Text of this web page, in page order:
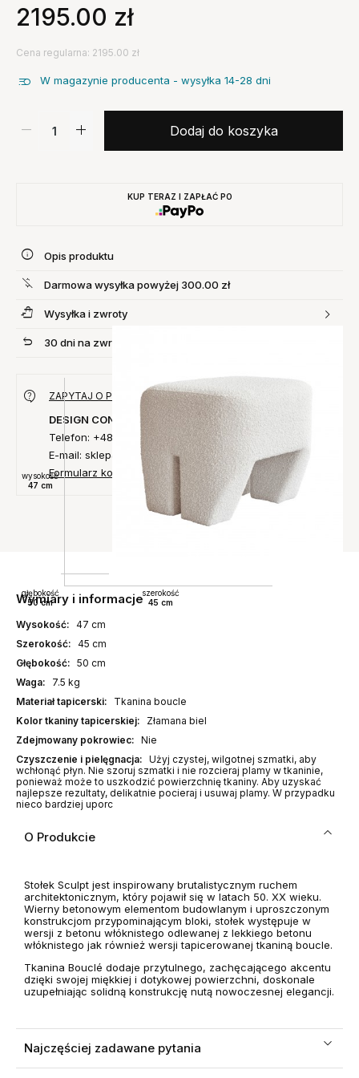
2195.00 zł
Cena regularna: 2195.00 zł
W magazynie producenta - wysyłka 14-28 dni
Dodaj do koszyka
KUP TERAZ I ZAPŁAĆ PO
Opis produktu
Darmowa wysyłka powyżej 300.00 zł
Wysyłka i zwroty
30 dni na zwrot produktu
ZAPYTAJ O PRODUKT
DESIGN CONCEPT
Telefon: +48 735 027 014
E-mail: sklep@designconcept.pl
Formularz kontaktowy
Wymiary i informacje
wysokość
47 cm
szerokość
45 cm
głębokość
50 cm
Wysokość: 47 cm
Szerokość: 45 cm
Głębokość: 50 cm
Waga:
7.5 kg
Materiał tapicerski:
Tkanina boucle
Kolor tkaniny tapicerskiej:
Złamana biel
Zdejmowany pokrowiec: Nie
Czyszczenie i pielęgnacja: Użyj czystej, wilgotnej szmatki, aby
wchłonąć płyn. Nie szoruj szmatki i nie rozcieraj plamy w tkaninie,
ponieważ może to uszkodzić powierzchnię tkaniny. Aby uzyskać
najlepsze rezultaty, delikatnie pocieraj i usuwaj plamy. W przypadku
nieco bardziej uporc
O Produkcie
Stołek Sculpt jest inspirowany brutalistycznym ruchem
architektonicznym, który pojawił się w latach 50. XX wieku.
Wierny betonowym elementom budowlanym i uproszczonym
konstrukcjom przypominającym bloki, stołek występuje w
wersji z betonu włóknistego odlewanej z lekkiego betonu
włóknistego jak również wersji tapicerowanej tkaniną boucle.
Tkanina Bouclé dodaje przytulnego, zachęcającego akcentu
dzięki swojej miękkiej i dotykowej powierzchni, doskonale
uzupełniając solidną konstrukcję nutą nowoczesnej elegancji.
Najczęściej zadawane pytania